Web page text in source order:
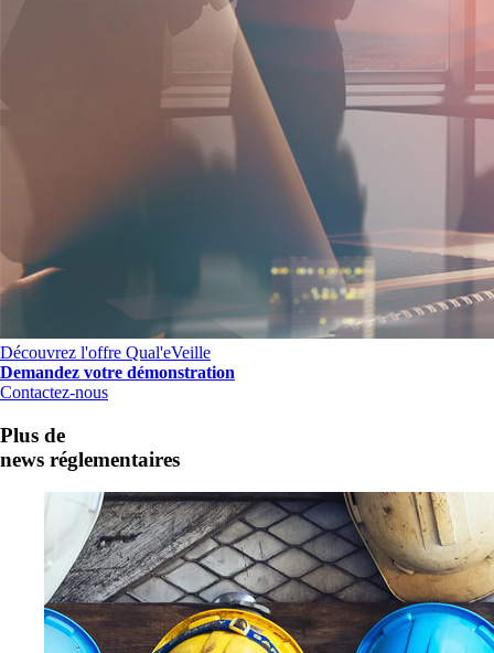
Découvrez l'offre Qual'eVeille
Demandez votre démonstration
Contactez-nous
Plus de
news réglementaires